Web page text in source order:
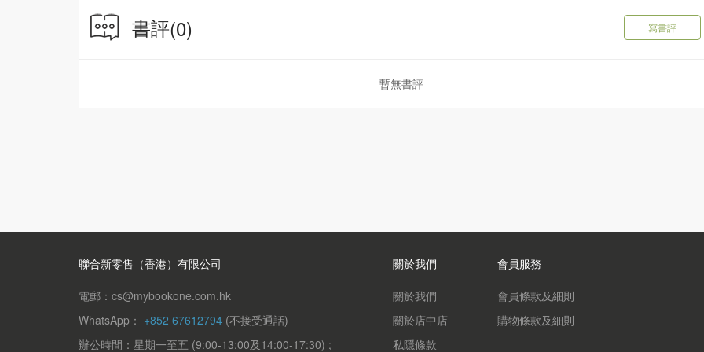
書評(0) 寫書評
暫無書評
聯合新零售（香港）有限公司
電郵：cs@mybookone.com.hk
WhatsApp： +852 67612794 (不接受通話)
辦公時間：星期一至五 (9:00-13:00及14:00-17:30) ;
關於我們
關於我們
關於店中店
私隱條款
會員服務
會員條款及細則
購物條款及細則